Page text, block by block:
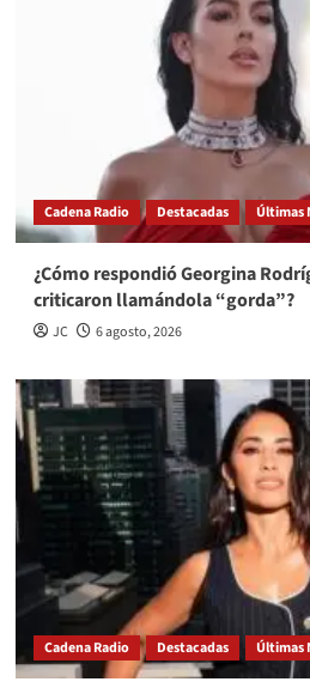
Cadena Radio Destacadas Últimas
¿Cómo respondió Georgina
criticaron llamándola “gorda”?
JC 6 agosto, 2026
Cadena Radio Destacadas Últimas